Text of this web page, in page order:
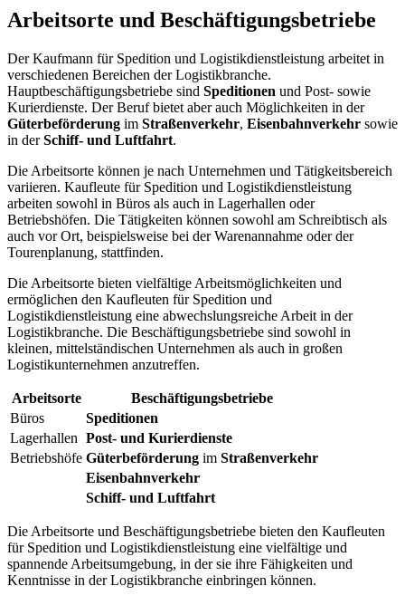
Arbeitsorte und Beschäftigungsbetriebe
Der Kaufmann für Spedition und Logistikdienstleistung arbeitet in
verschiedenen Bereichen der Logistikbranche.
Hauptbeschäftigungsbetriebe sind Speditionen und Post- sowie
Kurierdienste. Der Beruf bietet aber auch Möglichkeiten in der
Güterbeförderung im Straßenverkehr, Eisenbahnverkehr sowie
in derSchiff- und Luftfahrt.
Die Arbeitsorte können je nach Unternehmen und Tätigkeitsbereich
variieren. Kaufleute für Spedition und Logistikdienstleistung
arbeiten sowohl in Büros als auch in Lagerhallen oder
Betriebshöfen. Die Tätigkeiten können sowohl am Schreibtisch als
auch vor Ort, beispielsweise bei der Warenannahme oder der
Tourenplanung, stattfinden.
Die Arbeitsorte bieten vielfältige Arbeitsmöglichkeiten und
ermöglichen den Kaufleuten für Spedition und
Logistikdienstleistung eine abwechslungsreiche Arbeit in der
Logistikbranche. Die Beschäftigungsbetriebe sind sowohl in
kleinen, mittelständischen Unternehmen als auch in großen
Logistikunternehmen anzutreffen.
Arbeitsorte
Beschäftigungsbetriebe
Büros
Speditionen
Lagerhallen Post- und Kurierdienste
Betriebshöfe Güterbeförderung im Straßenverkehr
Eisenbahnverkehr
Schiff- und Luftfahrt
Die Arbeitsorte und Beschäftigungsbetriebe bieten den Kaufleuten
für Spedition und Logistikdienstleistung eine vielfältige und
spannende Arbeitsumgebung, in der sie ihre Fähigkeiten und
Kenntnisse in der Logistikbranche einbringen können.